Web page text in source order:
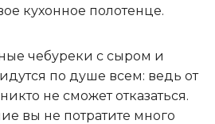
кухонное полотенце.
чебуреки с сыром и
по душе всем: ведь от
не сможет отказаться.
вы не потратите много